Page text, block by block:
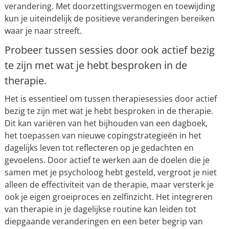
verandering. Met doorzettingsvermogen en toewijding
kun je uiteindelijk de positieve veranderingen bereiken
waar je naar streeft.
Probeer tussen sessies door ook actief bezig
te zijn met wat je hebt besproken in de
therapie.
Het is essentieel om tussen therapiesessies door actief
bezig te zijn met wat je hebt besproken in de therapie.
Dit kan variëren van het bijhouden van een dagboek,
het toepassen van nieuwe copingstrategieën in het
dagelijks leven tot reflecteren op je gedachten en
gevoelens. Door actief te werken aan de doelen die je
samen met je psycholoog hebt gesteld, vergroot je niet
alleen de effectiviteit van de therapie, maar versterk je
ook je eigen groeiproces en zelfinzicht. Het integreren
van therapie in je dagelijkse routine kan leiden tot
diepgaande veranderingen en een beter begrip van